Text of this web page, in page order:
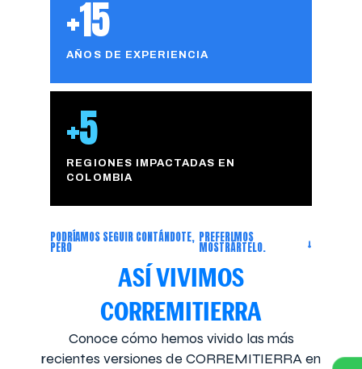
+15
AÑOS DE EXPERIENCIA
+5
REGIONES IMPACTADAS EN
COLOMBIA
PODRÍAMOS SEGUIR CONTÁNDOTE,
PERO
PREFERIMOS
MOSTRÁRTELO. ↓
ASÍ VIVIMOS
CORREMITIERRA
Conoce cómo hemos vivido las más
recientes versiones de CORREMITIERRA en